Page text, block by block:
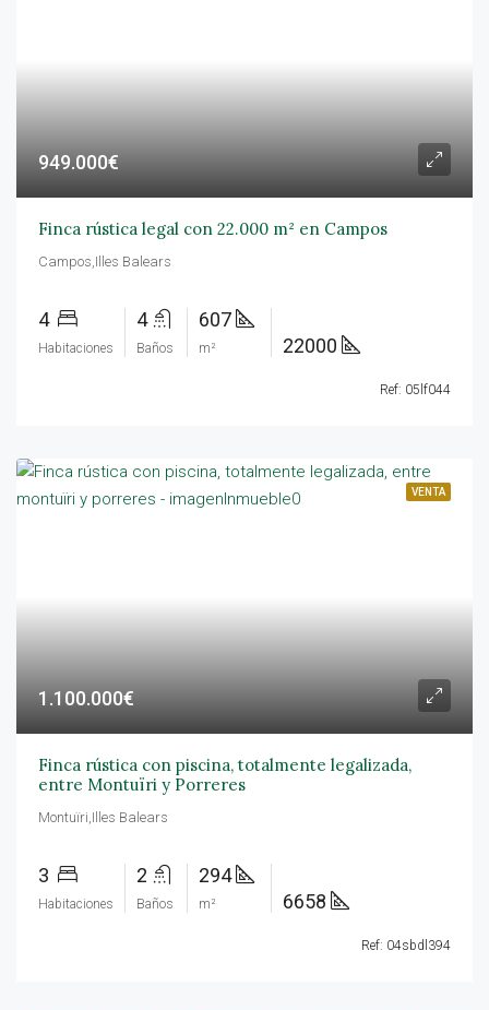
949.000€
Finca rústica legal con 22.000 m² en Campos
Campos,Illes Balears
4
Habitaciones
4
Baños
607
m² 22000
Ref: 05lf044
VENTA
1.100.000€
Finca rústica con piscina, totalmente legalizada,
entre Montuïri y Porreres
Montuïri,Illes Balears
3
Habitaciones
2
Baños
294
m² 6658
Ref: 04sbdl394